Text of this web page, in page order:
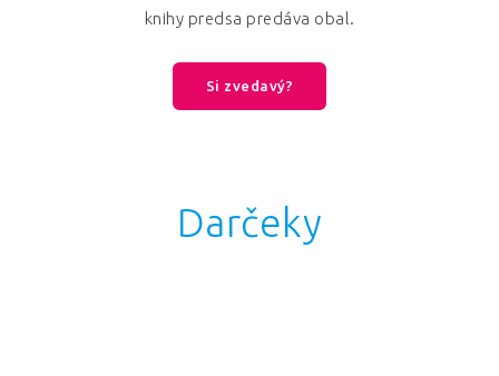
Darčeky
knihy predsa predáva obal.
Si zvedavý?